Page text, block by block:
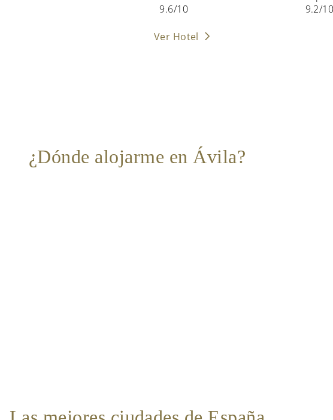
9.6/10
9.2/10
Ver Hotel
¿Dónde alojarme en Ávila?